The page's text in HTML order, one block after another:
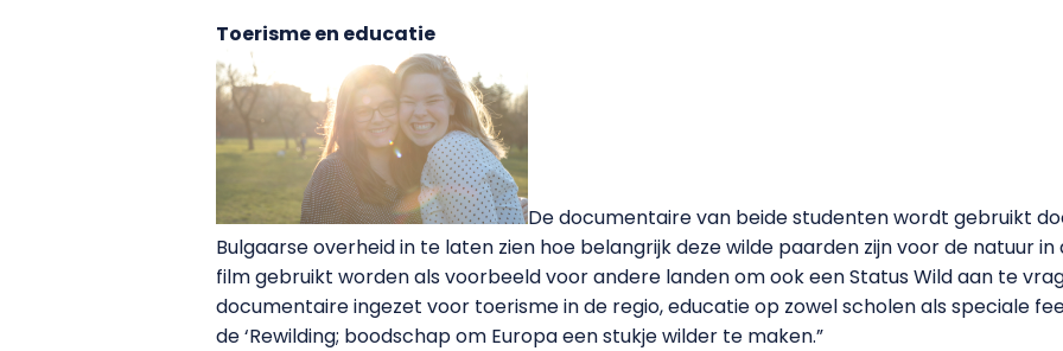
Toerisme en educatie
De documentaire van beide studenten wordt gebruikt
Bulgaarse overheid in te laten zien hoe belangrijk deze wilde paarden zijn voor de natuur in
film gebruikt worden als voorbeeld voor andere landen om ook een Status Wild aan te
documentaire ingezet voor toerisme in de regio, educatie op zowel scholen als speciale
de ‘Rewilding; boodschap om Europa een stukje wilder te maken.”